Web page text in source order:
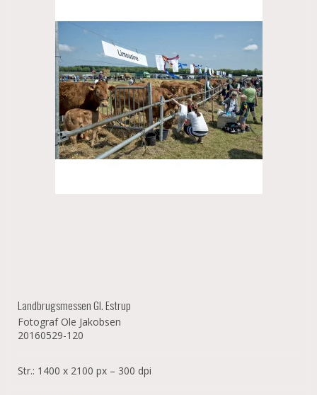
Landbrugsmessen Gl. Estrup
Fotograf Ole Jakobsen
20160529-120
Str.: 1400 x 2100 px – 300 dpi